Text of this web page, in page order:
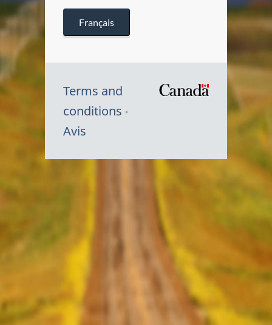
Français
Terms and
conditions
Avis
Symbole
Canada